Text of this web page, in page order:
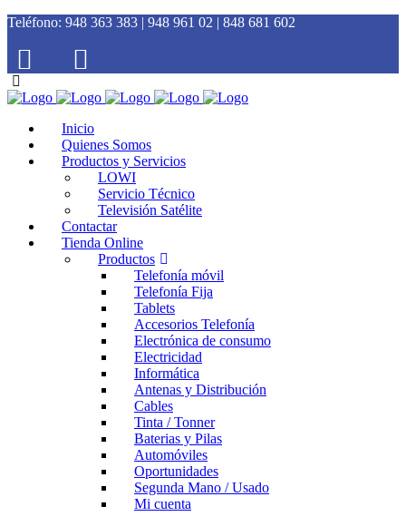
Teléfono: 948 363 383 | 948 961 02 | 848 681 602
Inicio
Quienes Somos
Productos y Servicios
LOWI
Servicio Técnico
Televisión Satélite
Contactar
Tienda Online
Productos
Telefonía móvil
Telefonía Fija
Tablets
Accesorios Telefonía
Electrónica de consumo
Electricidad
Informática
Antenas y Distribución
Cables
Tinta / Tonner
Baterias y Pilas
Automóviles
Oportunidades
Segunda Mano / Usado
Mi cuenta